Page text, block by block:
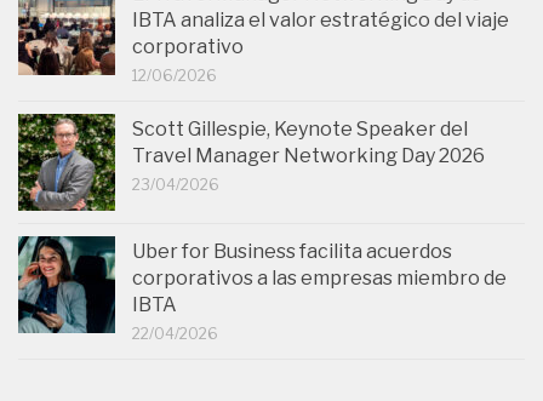
IBTA analiza el valor estratégico del viaje
corporativo
12/06/2026
Scott Gillespie, Keynote Speaker del
Travel Manager Networking Day 2026
23/04/2026
Uber for Business facilita acuerdos
corporativos a las empresas miembro de
IBTA
22/04/2026